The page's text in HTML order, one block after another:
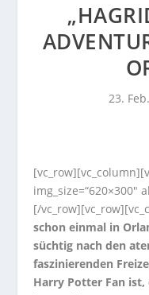
23.
img_size=“620×300″
[/
schon einmal in
süchtig nach den
faszinierenden
Harry Potter Fan